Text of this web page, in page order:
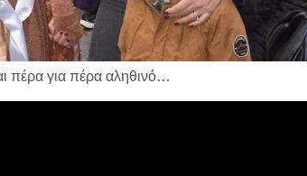
πέρα για πέρα αληθινό…